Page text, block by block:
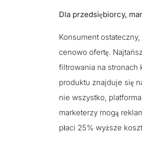
Dla przedsiębiorcy,
Konsument
cenowo ofertę.
filtrowania na stronach
produktu znajduje się
nie wszystko,
marketerzy mogą
płaci 25% wyższe